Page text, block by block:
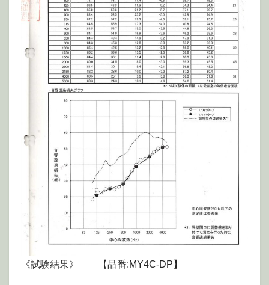
《試験結果》 【品番:MY4C-DP】